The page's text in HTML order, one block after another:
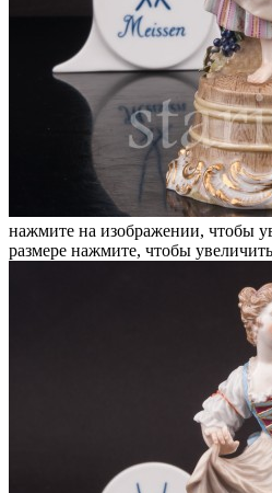
нажмите на изображении, чтобы
размере нажмите, чтобы увеличить